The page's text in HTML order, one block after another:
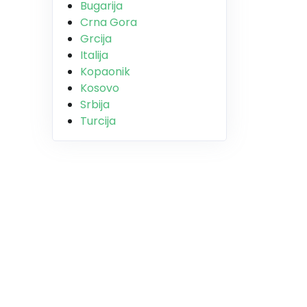
Bugarija
Crna Gora
Grcija
Italija
Kopaonik
Kosovo
Srbija
Turcija